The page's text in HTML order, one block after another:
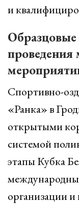
и
Спортивно-
«Ранка» в
открытыми
системой
этапы Кубка
организации